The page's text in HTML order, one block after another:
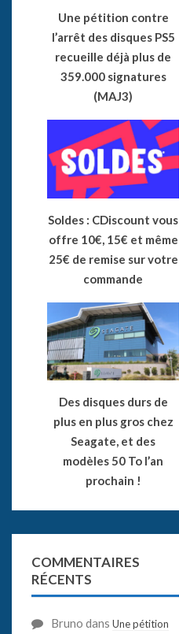
Une pétition contre
l’arrêt des disques PS5
recueille déjà plus de
359.000 signatures
(MAJ3)
Soldes : CDiscount vous
offre 10€, 15€ et même
25€ de remise sur votre
commande
Des disques durs de
plus en plus gros chez
Seagate, et des
modèles 50 To l’an
prochain !
COMMENTAIRES
RÉCENTS
Bruno dans Une pétition